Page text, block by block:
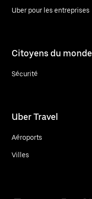
Uber pour les entreprises
Citoyens du monde
Sécurité
Uber Travel
Aéroports
Villes